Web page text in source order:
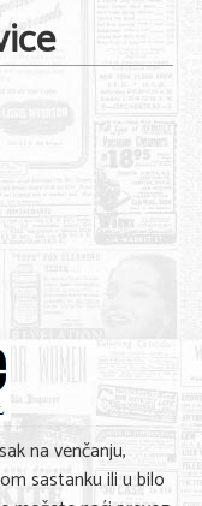
na venčanju,
sastanku ili u bilo